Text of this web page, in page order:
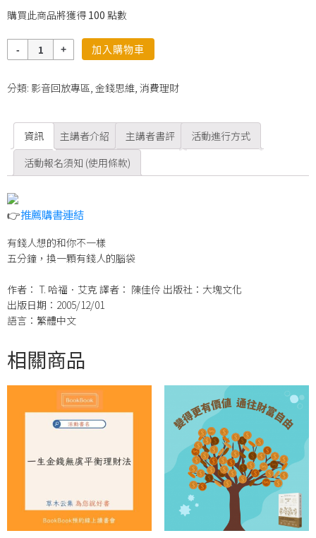
購買此商品將獲得 100 點數
量
加入購物車
分類: 影音回放專區, 金錢思維, 消費理財
資訊 主講者介紹 主講者書評
活動進行方式
活動報名須知 (使用條款)
👉推薦購書連結
有錢人想的和你不一樣
五分鐘，換一顆有錢人的腦袋
作者： T. 哈福．艾克 譯者： 陳佳伶 出版社：大塊文化
出版日期：2005/12/01
語言：繁體中文
相關商品